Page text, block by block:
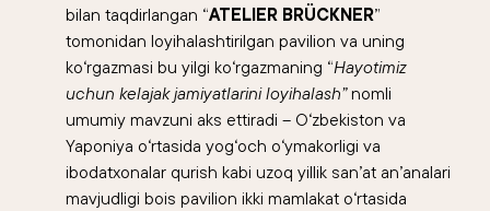
bilan taqdirlangan “ATELIER BRÜCKNER”
tomonidan loyihalashtirilgan pavilion va uning
ko‘rgazmasi bu yilgi ko‘rgazmaning “Hayotimiz
uchun kelajak jamiyatlarini loyihalash”nomli
umumiy mavzuni aks ettiradi – O‘zbekiston va
Yaponiya o‘rtasida yog‘och o‘ymakorligi va
ibodatxonalar qurish kabi uzoq yillik san’at an’analari
mavjudligi bois pavilion ikki mamlakat o‘rtasida